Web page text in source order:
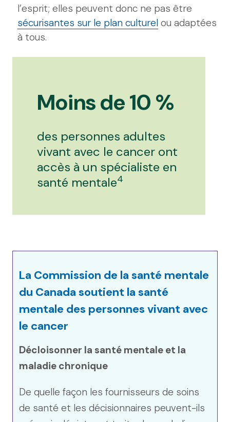
l’esprit; elles peuvent donc ne pas être
sécurisantes sur le plan culturel ou adaptées
à tous.
Moins de 10 %
des personnes adultes
vivant avec le cancer ont
accès à un spécialiste en
santé mentale4
La Commission de la santé mentale
du Canada soutient la santé
mentale des personnes vivant avec
le cancer
Décloisonner la santé mentale et la
maladie chronique
De quelle façon les fournisseurs de soins
de santé et les décisionnaires peuvent-ils